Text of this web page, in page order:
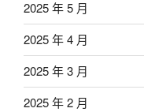
2025 年 5 月
2025 年 4 月
2025 年 3 月
2025 年 2 月